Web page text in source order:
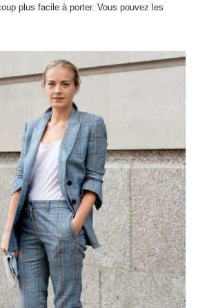
plus facile à porter. Vous pouvez les